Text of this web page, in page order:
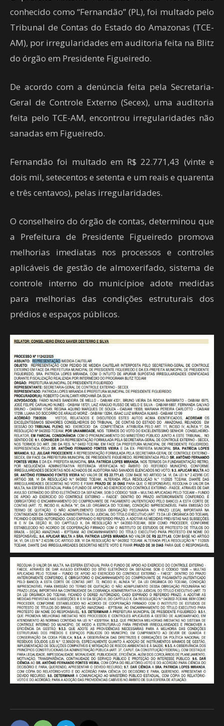
conhecido como “Fernandão” (PL), foi multado pelo
Tribunal de Contas do Estado do Amazonas (TCE-
AM), por irregularidades em auditoria feita na Blitz
do órgão em Presidente Figueiredo.
De acordo com a denúncia feita pela Secretaria-
Geral de Controle Externo (Secex), uma auditoria
feita pelo TCE-AM, encontrou irregularidades não
sanadas em Figueiredo.
Fernandão foi multado em R$ 22.771,43 (vinte e
dois mil, setecentos e setenta e um reais e quarenta
e três centavos), pelas irregularidades.
O conselheiro do órgão de contas, determinou que
a Prefeitura de Presidente Figueiredo promova
melhorias imediatas nos processos e controles
aplicáveis de gestão de almoxerifado, sistema de
controle interno do municípioe adote medidas
para melhorias das condições estruturais dos
prédios e espaços públicos.